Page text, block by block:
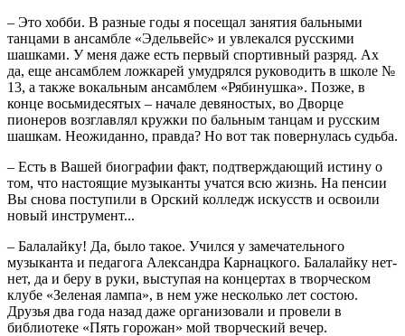
– Это хобби. В разные годы я посещал занятия бальными
танцами в ансамбле «Эдельвейс» и увлекался русскими
шашками. У меня даже есть первый спортивный разряд. Ах
да, еще ансамблем ложкарей умудрялся руководить в школе №
13, а также вокальным ансамблем «Рябинушка». Позже, в
конце восьмидесятых – начале девяностых, во Дворце
пионеров возглавлял кружки по бальным танцам и русским
шашкам. Неожиданно, правда? Но вот так повернулась судьба.
– Есть в Вашей биографии факт, подтверждающий истину о
том, что настоящие музыканты учатся всю жизнь. На пенсии
Вы снова поступили в Орский колледж искусств и освоили
новый инструмент...
– Балалайку! Да, было такое. Учился у замечательного
музыканта и педагога Александра Карнацкого. Балалайку нет-
нет, да и беру в руки, выступая на концертах в творческом
клубе «Зеленая лампа», в нем уже несколько лет состою.
Друзья два года назад даже организовали и провели в
библиотеке «Пять горожан» мой творческий вечер.